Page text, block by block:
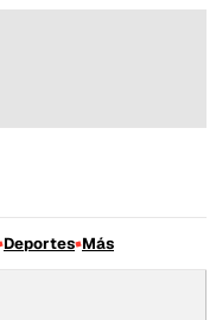
Deportes Más